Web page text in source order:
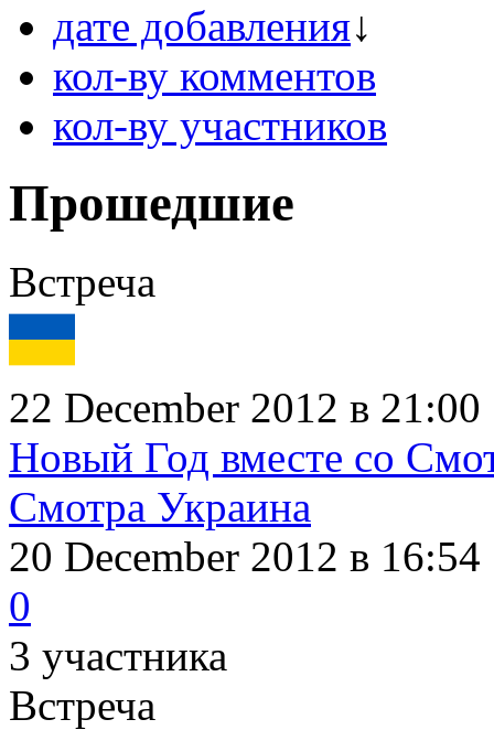
дате добавления↓
кол-ву комментов
кол-ву участников
Прошедшие
Встреча
22 December 2012 в 21:00
Новый Год вместе со
Смотра Украина
20 December 2012 в 16:54
0
3 участника
Встреча